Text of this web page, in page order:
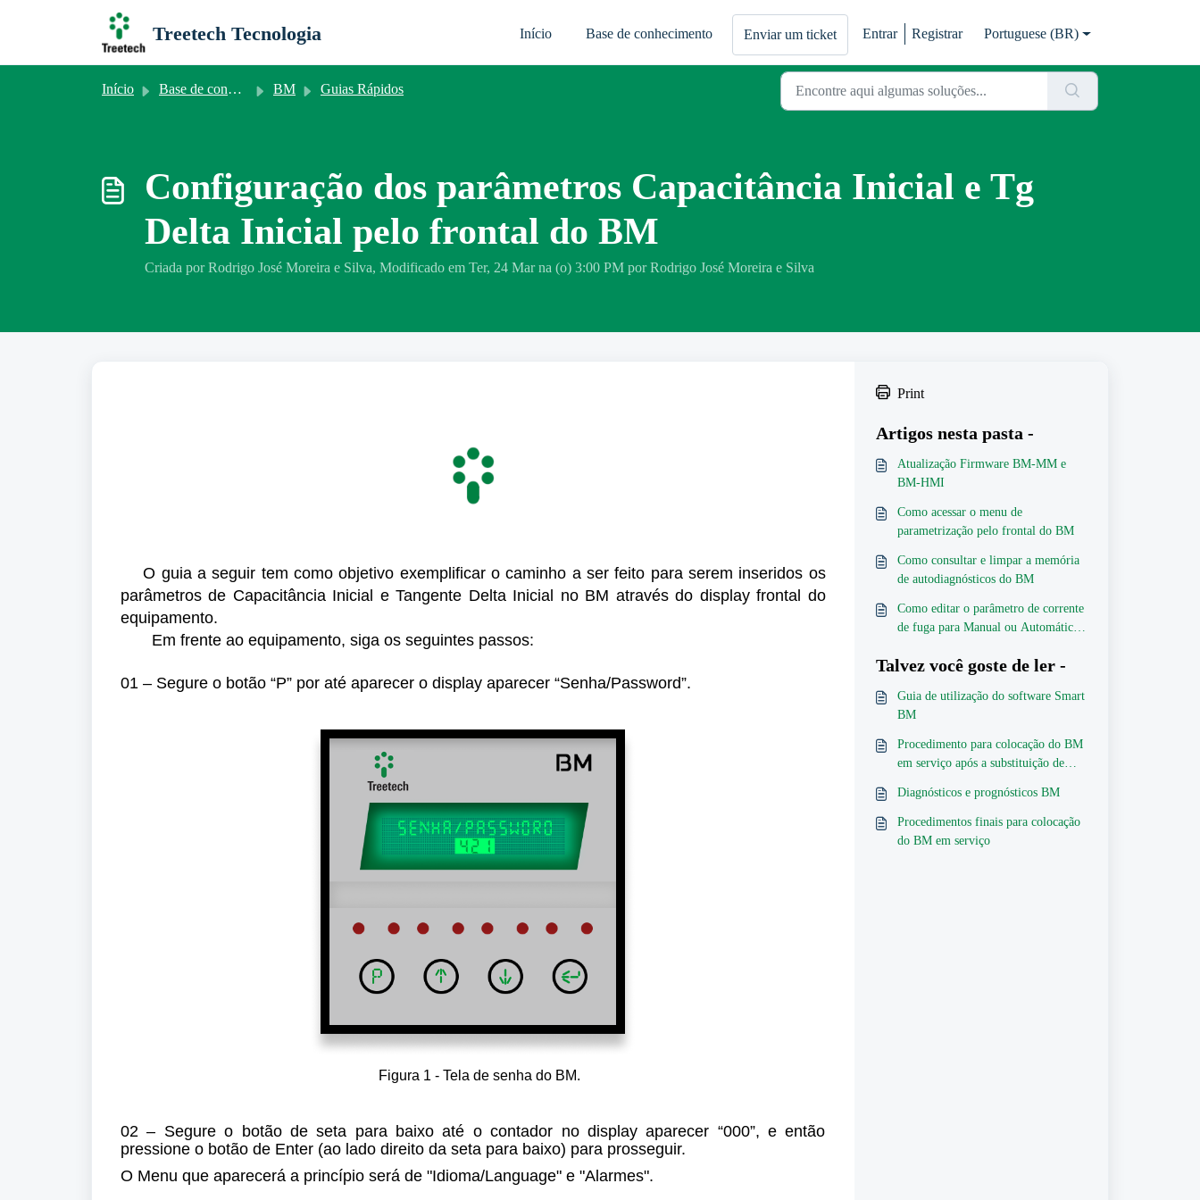
Treetech Tecnologia Início Base de conhecimento Enviar um ticket Entrar Registrar Portuguese (BR)
Início Base de conhecimento BM Guias Rápidos
Configuração dos parâmetros Capacitância Inicial e Tg
Delta Inicial pelo frontal do BM
Criada por Rodrigo José Moreira e Silva, Modificado em Ter, 24 Mar na (o) 3:00 PM por Rodrigo José Moreira e Silva
O guia a seguir tem como objetivo exemplificar o caminho a ser feito para serem inseridos os
parâmetros de Capacitância Inicial e Tangente Delta Inicial no BM através do display frontal do
equipamento.
Em frente ao equipamento, siga os seguintes passos:
01 – Segure o botão “P” por até aparecer o display aparecer “Senha/Password”.
Figura 1 - Tela de senha do BM.
02 – Segure o botão de seta para baixo até o contador no display aparecer “000”, e então
pressione o botão de Enter (ao lado direito da seta para baixo) para prosseguir.
O Menu que aparecerá a princípio será de "Idioma/Language" e "Alarmes".
Print
Artigos nesta pasta -
Atualização Firmware BM-MM e
BM-HMI
Como acessar o menu de
parametrização pelo frontal do BM
Como consultar e limpar a memória
de autodiagnósticos do BM
Como editar o parâmetro de corrente
de fuga para Manual ou Automático
Talvez você goste de ler -
Guia de utilização do software Smart
BM
Procedimento para colocação do BM
em serviço após a substituição de
Diagnósticos e prognósticos BM
Procedimentos finais para colocação
do BM em serviço